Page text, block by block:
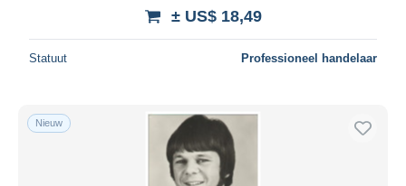
± US$ 18,49
Statuut Professioneel handelaar
Nieuw